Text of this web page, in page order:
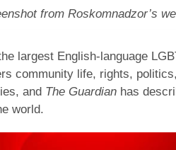
from Roskomnadzor’s
largest English-language
community life, rights,
and The Guardian has
world.